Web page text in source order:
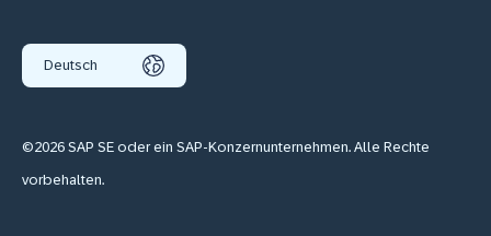
Deutsch
©2026 SAP SE oder ein SAP-Konzernunternehmen. Alle Rechte
vorbehalten.